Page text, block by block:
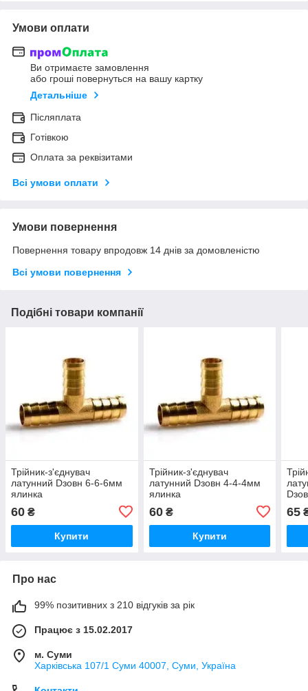
Умови оплати
Ви отримаєте замовлення
або гроші повернуться на вашу картку
Детальніше
Післяплата
Готівкою
Оплата за реквізитами
Всі умови оплати
Умови повернення
Повернення товару впродовж 14 днів за домовленістю
Всі умови повернення
Подібні товари компанії
Трійник-з'єднувач
латунний Dзовн 6-6-6мм
ялинка
60 ₴
Купити
Трійник-з'єднувач
латунний Dзовн 4-4-4мм
ялинка
60₴
Купити
65
Про нас
99% позитивних з 210 відгуків за рік
Працює з 15.02.2017
м. Суми
Харківська 107/1 Суми 40007, Суми, Україна